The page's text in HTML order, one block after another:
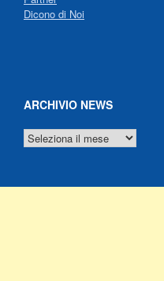
Dicono di Noi
ARCHIVIO NEWS
ARCHIVIO
NEWS